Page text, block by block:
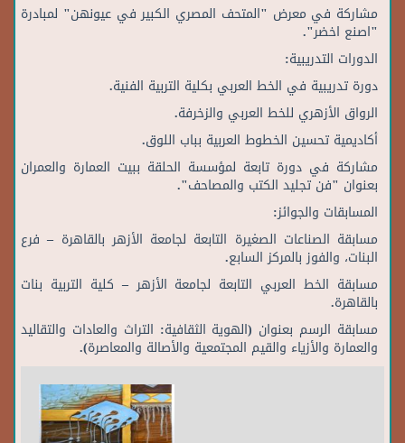
مشاركة في معرض "المتحف المصري الكبير في عيونهن" لمبادرة
"اصنع اخضر".
الدورات التدريبية:
دورة تدريبية في الخط العربي بكلية التربية الفنية.
الرواق الأزهري للخط العربي والزخرفة.
أكاديمية تحسين الخطوط العربية بباب اللوق.
مشاركة في دورة تابعة لمؤسسة الحلقة ببيت العمارة والعمران
بعنوان "فن تجليد الكتب والمصاحف".
المسابقات والجوائز:
مسابقة الصناعات الصغيرة التابعة لجامعة الأزهر بالقاهرة – فرع
البنات، والفوز بالمركز السابع.
مسابقة الخط العربي التابعة لجامعة الأزهر – كلية التربية بنات
بالقاهرة.
مسابقة الرسم بعنوان (الهوية الثقافية: التراث والعادات والتقاليد
والعمارة والأزياء والقيم المجتمعية والأصالة والمعاصرة).